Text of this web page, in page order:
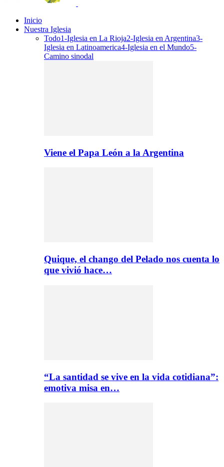
Inicio
Nuestra Iglesia
Todo1-Iglesia en La Rioja2-Iglesia en Argentina3-
Iglesia en Latinoamerica4-Iglesia en el Mundo5-
Camino sinodal
Viene el Papa León a la Argentina
Quique, el chango del Pelado nos cuenta lo
que vivió hace…
“La santidad se vive en la vida cotidiana”:
emotiva misa en…